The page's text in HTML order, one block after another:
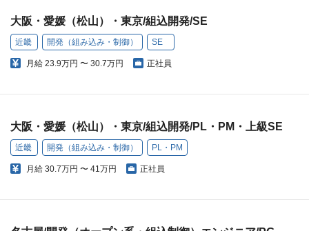
大阪・愛媛（松山）・東京/組込開発/SE
近畿 開発（組み込み・制御） SE
月給 23.9万円 〜 30.7万円 正社員
大阪・愛媛（松山）・東京/組込開発/PL・PM・上級SE
近畿 開発（組み込み・制御） PL・PM
月給 30.7万円 〜 41万円 正社員